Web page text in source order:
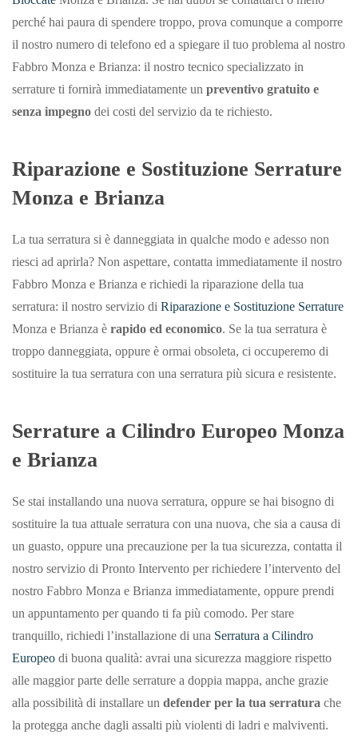
perché hai paura di spendere troppo, prova comunque a comporre
il nostro numero di telefono ed a spiegare il tuo problema al nostro
Fabbro Monza e Brianza: il nostro tecnico specializzato in
serrature ti fornirà immediatamente un preventivo gratuito e
senza impegno dei costi del servizio da te richiesto.
Riparazione e Sostituzione Serrature
Monza e Brianza
La tua serratura si è danneggiata in qualche modo e adesso non
riesci ad aprirla? Non aspettare, contatta immediatamente il nostro
Fabbro Monza e Brianza e richiedi la riparazione della tua
serratura: il nostro servizio di Riparazione e Sostituzione Serrature
Monza e Brianza è rapido ed economico. Se la tua serratura è
troppo danneggiata, oppure è ormai obsoleta, ci occuperemo di
sostituire la tua serratura con una serratura più sicura e resistente.
Serrature a Cilindro Europeo Monza
e Brianza
Se stai installando una nuova serratura, oppure se hai bisogno di
sostituire la tua attuale serratura con una nuova, che sia a causa di
un guasto, oppure una precauzione per la tua sicurezza, contatta il
nostro servizio di Pronto Intervento per richiedere l’intervento del
nostro Fabbro Monza e Brianza immediatamente, oppure prendi
un appuntamento per quando ti fa più comodo. Per stare
tranquillo, richiedi l’installazione di una Serratura a Cilindro
Europeo di buona qualità: avrai una sicurezza maggiore rispetto
alle maggior parte delle serrature a doppia mappa, anche grazie
alla possibilità di installare un defender per la tua serratura che
la protegga anche dagli assalti più violenti di ladri e malviventi.